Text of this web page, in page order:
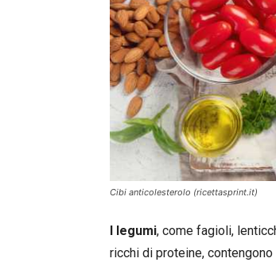
Cibi anticolesterolo (ricettasprint.it)
I legumi, come fagioli,
ricchi di proteine,